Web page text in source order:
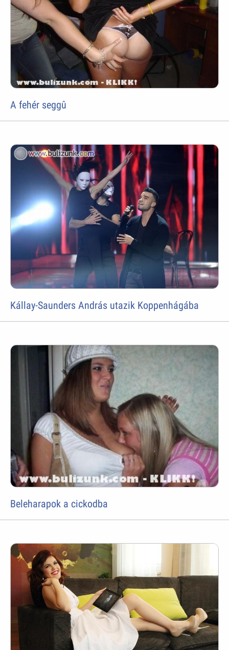
A fehér seggû
Kállay-Saunders András utazik Koppenhágába
Beleharapok a cickodba